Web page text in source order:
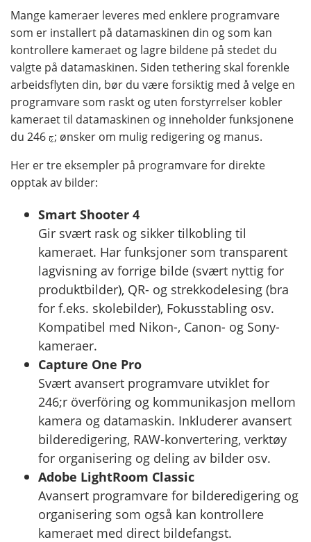
Mange kameraer leveres med enklere programvare
som er installert på datamaskinen din og som kan
kontrollere kameraet og lagre bildene på stedet du
valgte på datamaskinen. Siden tethering skal forenkle
arbeidsflyten din, bør du være forsiktig med å velge en
programvare som raskt og uten forstyrrelser kobler
kameraet til datamaskinen og inneholder funksjonene
du ࣆ 246; ønsker om mulig redigering og manus.
Her er tre eksempler på programvare for direkte
opptak av bilder:
Smart Shooter 4
Gir svært rask og sikker tilkobling til
kameraet. Har funksjoner som transparent
lagvisning av forrige bilde (svært nyttig for
produktbilder), QR- og strekkodelesing (bra
for f.eks. skolebilder), Fokusstabling osv.
Kompatibel med Nikon-, Canon- og Sony-
kameraer.
Capture One Pro
Svært avansert programvare utviklet for
246;r överföring og kommunikasjon mellom
kamera og datamaskin. Inkluderer avansert
bilderedigering, RAW-konvertering, verktøy
for organisering og deling av bilder osv.
Adobe LightRoom Classic
Avansert programvare for bilderedigering og
organisering som også kan kontrollere
kameraet med direct bildefangst.